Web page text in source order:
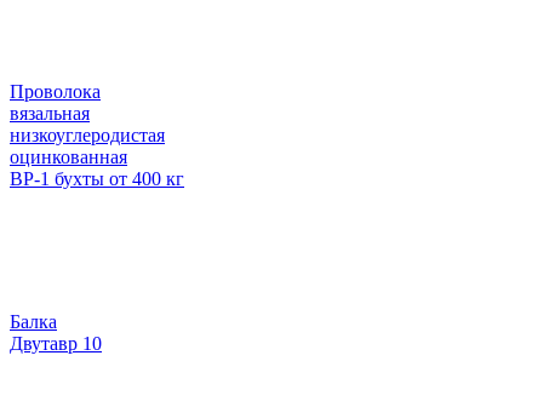
Проволока
вязальная
низкоуглеродистая
оцинкованная
ВР-1 бухты от 400 кг
Балка
Двутавр 10